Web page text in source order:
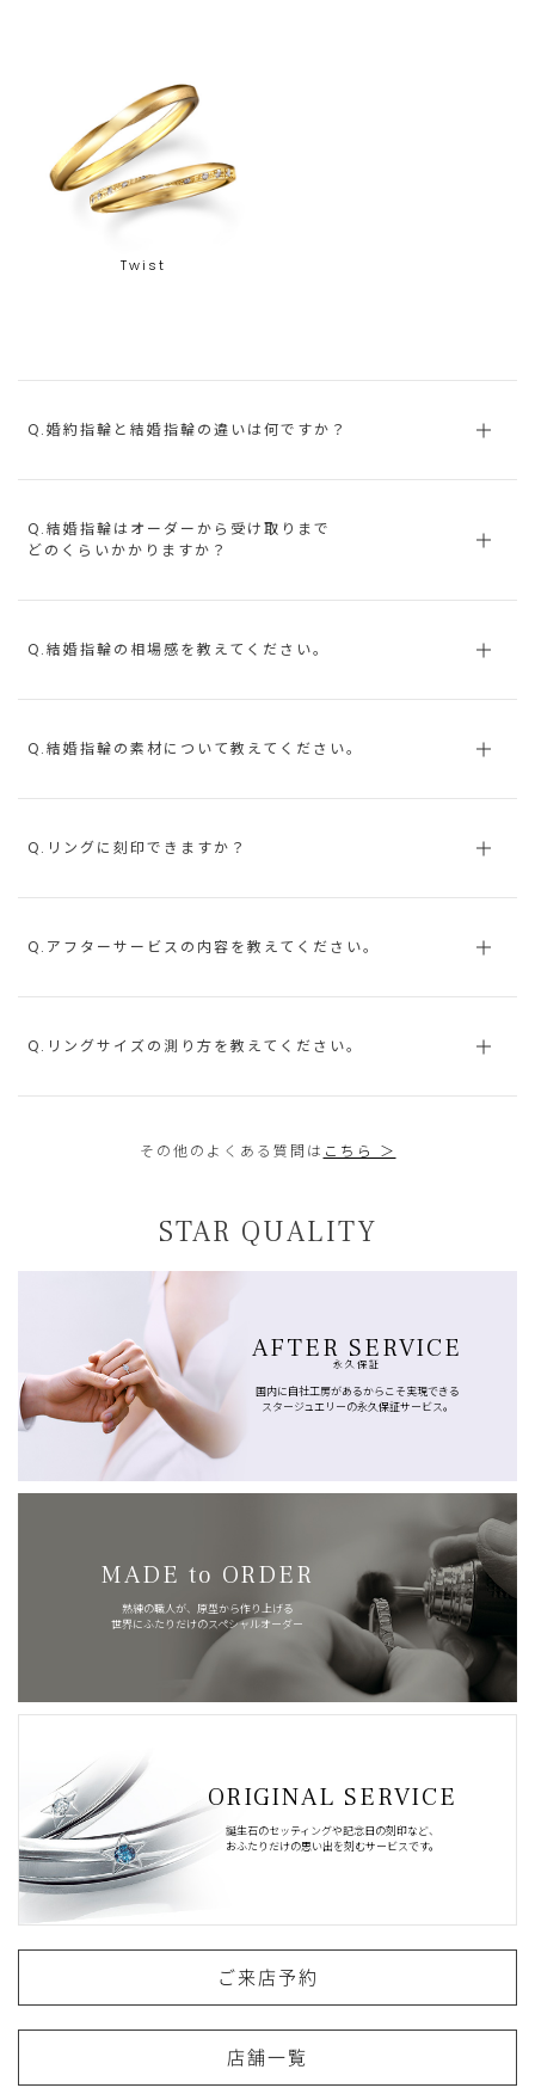
Twist
Q.婚約指輪と結婚指輪の違いは何ですか？
Q.結婚指輪はオーダーから受け取りまで
どのくらいかかりますか？
Q.結婚指輪の相場感を教えてください。
Q.結婚指輪の素材について教えてください。
Q.リングに刻印できますか？
Q.アフターサービスの内容を教えてください。
Q.リングサイズの測り方を教えてください。
その他のよくある質問は こちら ＞
STAR QUALITY
AFTER SERVICE
永久保証
国内に自社工房があるからこそ実現できる
スタージュエリーの永久保証サービス。
MADE to ORDER
熟練の職人が、原型から作り上げる
世界にふたりだけのスペシャルオーダー
ORIGINAL SERVICE
誕生石のセッティングや記念日の刻印など、
おふたりだけの思い出を刻むサービスです。
ご来店予約
店舗一覧